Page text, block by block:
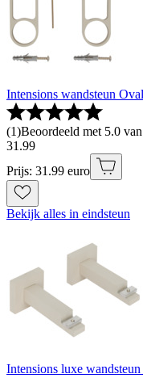
Intensions wandsteun
(1)Beoordeeld met 5.0
31 .99
Prijs: 31.99 euro
Bekijk alles in eindsteun
Intensions luxe